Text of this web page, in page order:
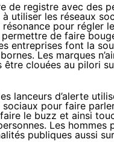
de registre avec des
à utiliser les réseaux
pour régler
de faire
entreprises font la
Les marques
être clouées au pilori
lanceurs d’alerte
sociaux pour faire
le buzz et ainsi
Les hommes
publiques aussi